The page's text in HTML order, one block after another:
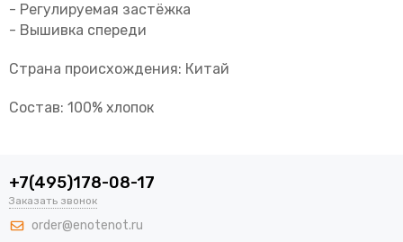
- Регулируемая застёжка
- Вышивка спереди
Страна происхождения: Китай
Состав: 100% хлопок
+7(495)178-08-17
Заказать звонок
order@enotenot.ru